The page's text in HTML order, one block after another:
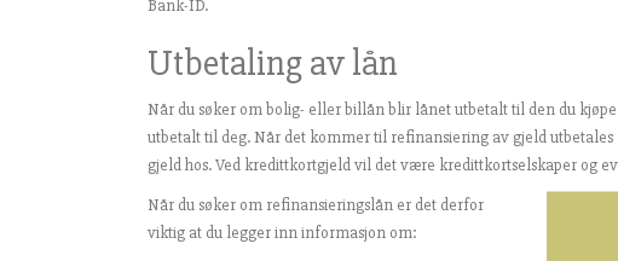
Bank-ID.
Utbetaling av lån
Når du søker om bolig- eller billån blir lånet utbetalt til den du
utbetalt til deg. Når det kommer til refinansiering av gjeld
gjeld hos. Ved kredittkortgjeld vil det være kredittkortselskaper og
Når du søker om refinansieringslån er det derfor
viktig at du legger inn informasjon om: